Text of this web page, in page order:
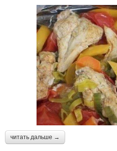
читать дальше →